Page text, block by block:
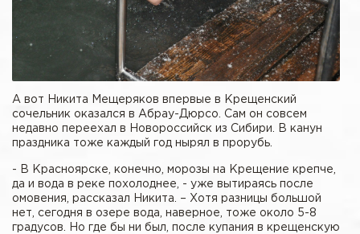
А вот Никита Мещеряков впервые в Крещенский
сочельник оказался в Абрау-Дюрсо. Сам он совсем
недавно переехал в Новороссийск из Сибири. В канун
праздника тоже каждый год нырял в прорубь.
- В Красноярске, конечно, морозы на Крещение крепче,
да и вода в реке похолоднее, - уже вытираясь после
омовения, рассказал Никита. – Хотя разницы большой
нет, сегодня в озере вода, наверное, тоже около 5-8
градусов. Но где бы ни был, после купания в крещенскую